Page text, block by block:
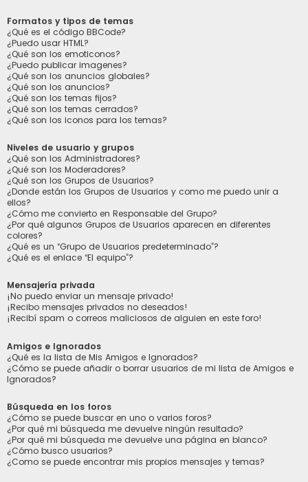
Formatos y tipos de temas
¿Qué es el código BBCode?
¿Puedo usar HTML?
¿Qué son los emoticonos?
¿Puedo publicar imagenes?
¿Qué son los anuncios globales?
¿Qué son los anuncios?
¿Qué son los temas fijos?
¿Qué son los temas cerrados?
¿Qué son los iconos para los temas?
Niveles de usuario y grupos
¿Qué son los Administradores?
¿Qué son los Moderadores?
¿Qué son los Grupos de Usuarios?
¿Donde están los Grupos de Usuarios y como me puedo unir a
ellos?
¿Cómo me convierto en Responsable del Grupo?
¿Por qué algunos Grupos de Usuarios aparecen en diferentes
colores?
¿Qué es un “Grupo de Usuarios predeterminado”?
¿Qué es el enlace “El equipo”?
Mensajería privada
¡No puedo enviar un mensaje privado!
¡Recibo mensajes privados no deseados!
¡Recibí spam o correos maliciosos de alguien en este foro!
Amigos e Ignorados
¿Qué es la lista de Mis Amigos e Ignorados?
¿Cómo se puede añadir o borrar usuarios de mi lista de Amigos e
Ignorados?
Búsqueda en los foros
¿Cómo se puede buscar en uno o varios foros?
¿Por qué mi búsqueda me devuelve ningún resultado?
¿Por qué mi búsqueda me devuelve una página en blanco?
¿Cómo busco usuarios?
¿Como se puede encontrar mis propios mensajes y temas?